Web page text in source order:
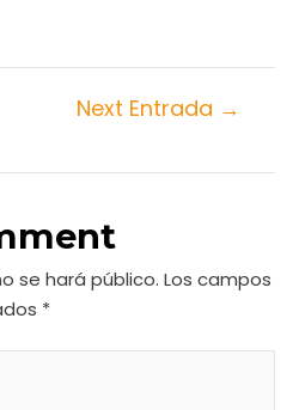
Next Entrada →
se hará público. Los campos
*